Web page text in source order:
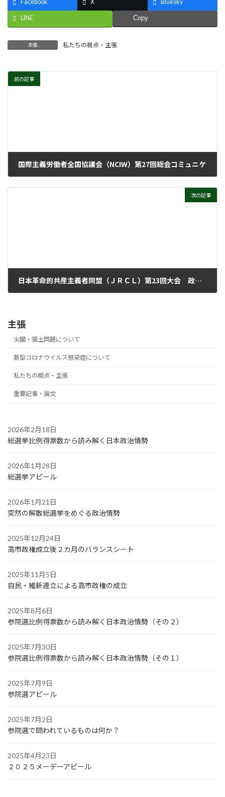
Facebook X Bluesky
LINE Copy
主張 私たちの視点・主張
前の記事
国際主義労働者全国協議会（NCIW）第27回総会コミュニケ
次の記事
日本革命的共産主義者同盟（ＪＲＣＬ）第23回大会 政治決議
主張
尖閣・領土問題について
新型コロナウイルス感染症について
私たちの視点・主張
重要記事・論文
2026年2月18日
総選挙比例得票数から読み解く日本政治情勢
2026年1月28日
総選挙アピール
2026年1月21日
突然の解散総選挙をめぐる政治情勢
2025年12月24日
高市政権成立後２カ月のバランスシート
2025年11月5日
自民・維新連立による高市政権の成立
2025年8月6日
参院選比例得票数から読み解く日本政治情勢（その２）
2025年7月30日
参院選比例得票数から読み解く日本政治情勢（その１）
2025年7月9日
参院選アピール
2025年7月2日
参院選で問われているものは何か？
2025年4月23日
２０２５メーデーアピール